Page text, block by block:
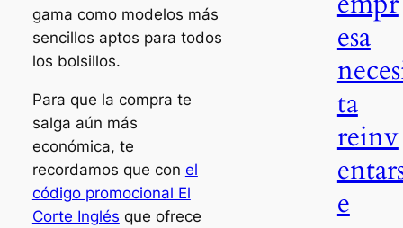
gama como modelos más
sencillos aptos para todos
los bolsillos.
Para que la compra te
salga aún más
económica, te
recordamos que con el
código promocional El
Corte Inglés que ofrece
esa
ta
reinv
e